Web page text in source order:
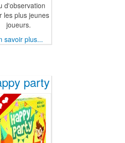
d'observation
les plus jeunes
joueurs.
savoir plus...
party